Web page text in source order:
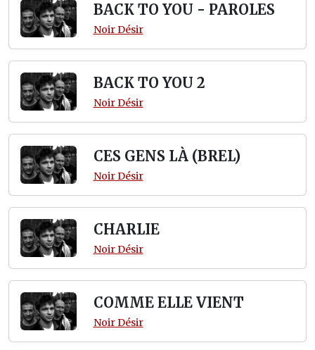
BACK TO YOU - PAROLES
Noir Désir
BACK TO YOU 2
Noir Désir
CES GENS LÀ (BREL)
Noir Désir
CHARLIE
Noir Désir
COMME ELLE VIENT
Noir Désir